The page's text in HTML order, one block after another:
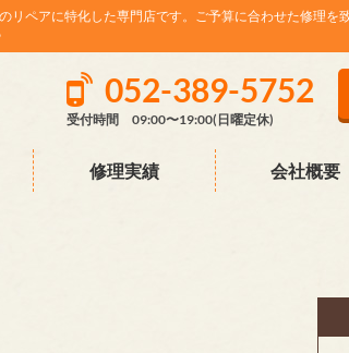
ペアに特化した専門店です。ご予算に合わせた修理を
052-389-5752
受付時間 09:00〜19:00(日曜定休)
修理実績 会社概要